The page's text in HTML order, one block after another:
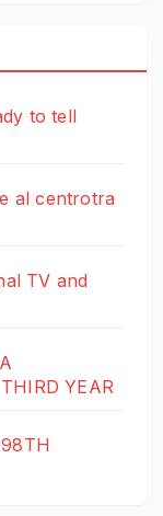
to tell
al centrotra
TV and
YEAR